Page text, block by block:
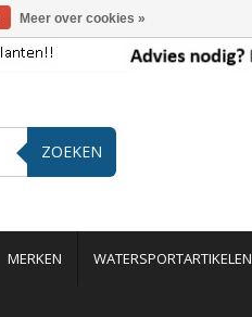
ZOEKEN
MERKEN WATERSPORTARTIKELEN
Meer over cookies »